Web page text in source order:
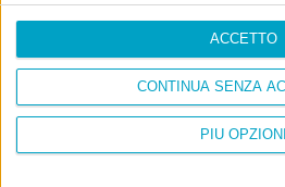
PIÙ OPZIONI
CONTINUA SENZA
ACCETTO